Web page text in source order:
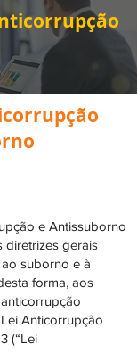
e Antissuborno
diretrizes gerais
suborno e à
forma, aos
Anticorrupção
(“Lei